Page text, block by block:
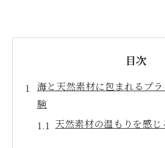
目次
海と天然素材に包まれるプ
験
天然素材の温もりを感